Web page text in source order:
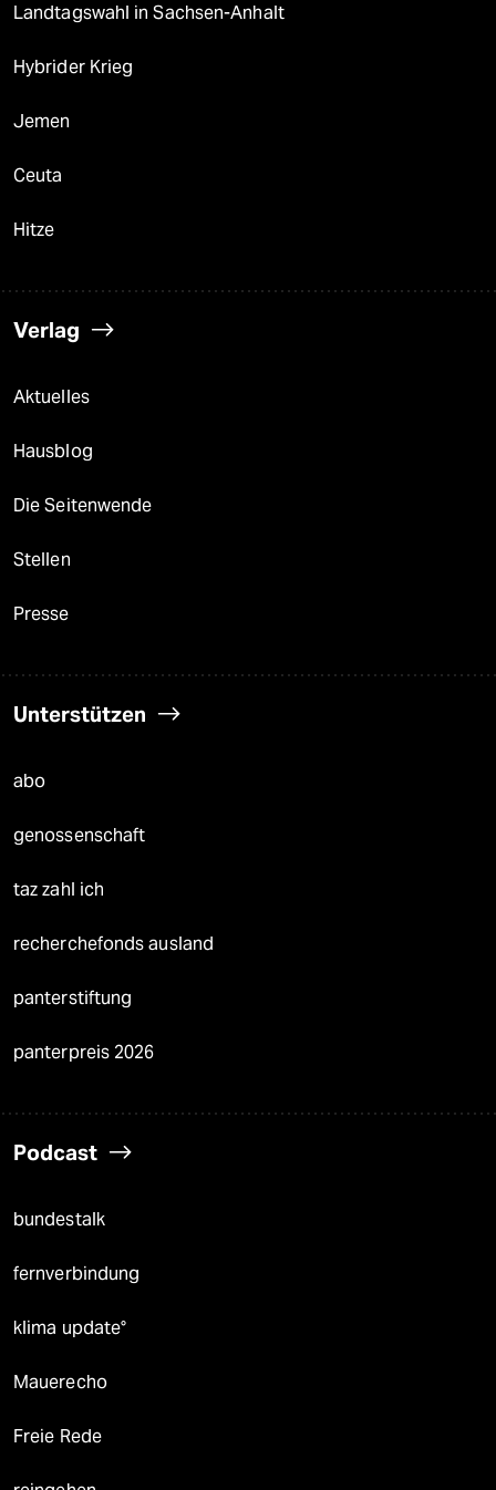
Landtagswahl in Sachsen-Anhalt
Hybrider Krieg
Jemen
Ceuta
Hitze
Verlag
Aktuelles
Hausblog
Die Seitenwende
Stellen
Presse
Unterstützen
abo
genossenschaft
taz zahl ich
recherchefonds ausland
panterstiftung
panterpreis 2026
Podcast
bundestalk
fernverbindung
klima update°
Mauerecho
Freie Rede